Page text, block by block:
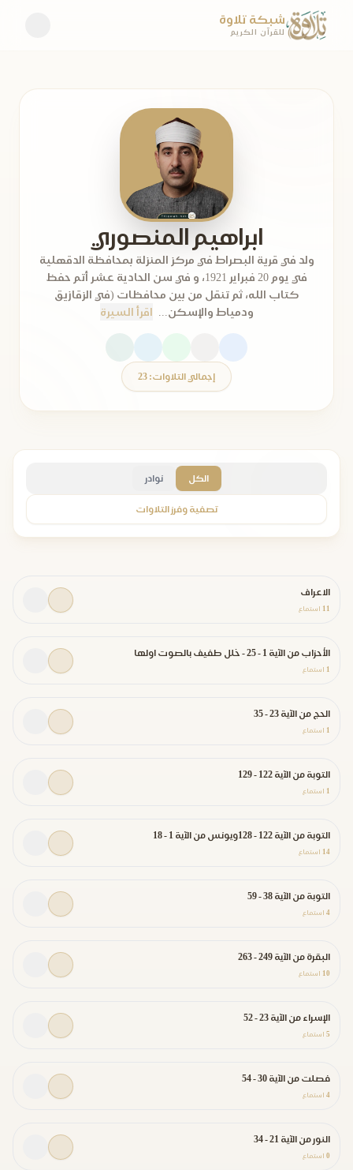
شبكة تلاوة
للقرآن الكريم
ابراهيم المنصوري
ولد في قرية البصراط في مركز المنزلة بمحافظة الدقهلية
في يوم 20 فبراير 1921، و في سن الحادية عشر أتم حفظ
كتاب الله، ثم تنقل من بين محافظات (في الزقازيق
ودمياط والإسكن...
اقرأ السيرة
إجمالي التلاوات: 23
الكل نوادر
تصفية وفرز التلاوات
الاعراف
11 استماع
الأحزاب من الآية 1 - 25 - خلل طفيف بالصوت اولها
1 استماع
الحج من الآية 23 - 35
1 استماع
التوبة من الآية 122 - 129
1 استماع
التوبة من الآية 122 - 128ويونس من الآية 1 - 18
14 استماع
التوبة من الآية 38 - 59
4 استماع
البقرة من الآية 249 - 263
10 استماع
الإسراء من الآية 23 - 52
5 استماع
فصلت من الآية 30 - 54
4 استماع
النور من الآية 21 - 34
0 استماع